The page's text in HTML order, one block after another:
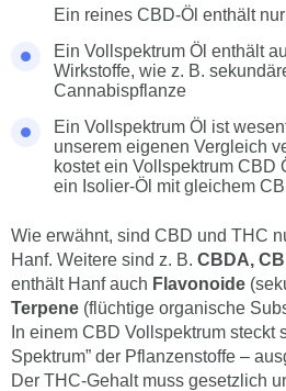
Ein reines CBD-Öl enthält
Ein Vollspektrum Öl enthält
Wirkstoffe, wie z. B.
Cannabispflanze
Ein Vollspektrum Öl ist
unserem eigenen Vergleich
kostet ein Vollspektrum CBD
ein Isolier-Öl mit gleichem
Wie erwähnt, sind CBD und THC
Hanf. Weitere sind z. B. CBDA,
enthält Hanf auch Flavonoide
Terpene (flüchtige organische
In einem CBD Vollspektrum steckt
Spektrum” der Pflanzenstoffe –
Der THC-Gehalt muss gesetzlich